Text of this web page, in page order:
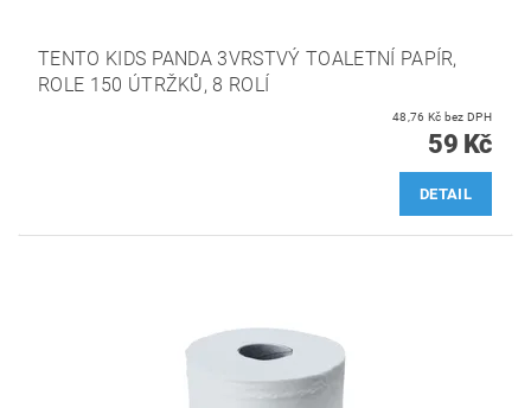
TENTO KIDS PANDA 3VRSTVÝ TOALETNÍ PAPÍR,
ROLE 150 ÚTRŽKŮ, 8 ROLÍ
48,76 Kč bez DPH
59 Kč
DETAIL